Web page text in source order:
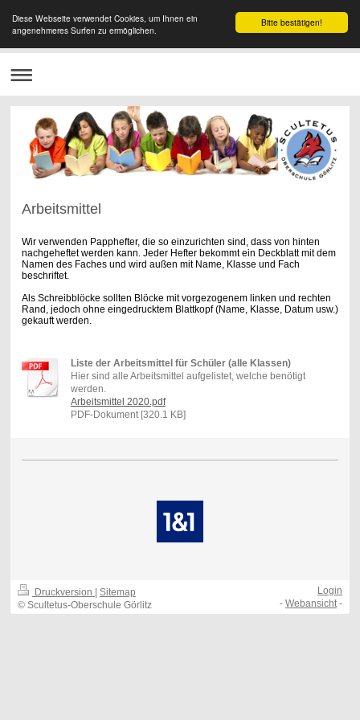
Bitte bestätigen!
Diese Webseite verwendet Cookies, um Ihnen ein
angenehmeres Surfen zu ermöglichen.
Arbeitsmittel
Wir verwenden Papphefter, die so einzurichten sind, dass von hinten
nachgeheftet werden kann. Jeder Hefter bekommt ein Deckblatt mit dem
Namen des Faches und wird außen mit Name, Klasse und Fach
beschriftet.
Als Schreibblöcke sollten Blöcke mit vorgezogenem linken und rechten
Rand, jedoch ohne eingedrucktem Blattkopf (Name, Klasse, Datum usw.)
gekauft werden.
Liste der Arbeitsmittel für Schüler (alle Klassen)
Hier sind alle Arbeitsmittel aufgelistet, welche benötigt
werden.
Arbeitsmittel 2020.pdf
PDF-Dokument [320.1 KB]
Druckversion | Sitemap
© Scultetus-Oberschule Görlitz
Login
-Webansicht -